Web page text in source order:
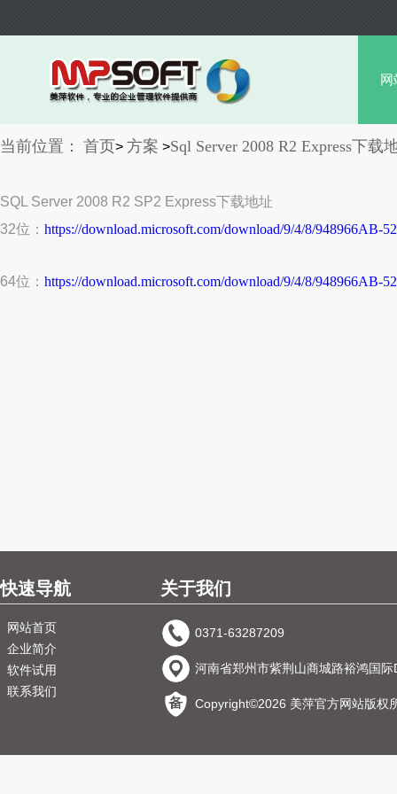
网
当前位置： 首页> 方案 >Sql Server 2008 R2 Express下载
SQL Server 2008 R2 SP2 Express下载地址
32位： https://download.microsoft.com/download/9/4/8/948966AB-
64位： https://download.microsoft.com/download/9/4/8/948966AB-
快速导航
网站首页
企业简介
软件试用
联系我们
关于我们
0371-63287209
河南省郑州市紫荆山商城路裕鸿国
Copyright©2026 美萍官方网站版